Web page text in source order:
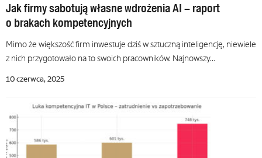
Jak firmy sabotują własne wdrożenia AI – raport
o brakach kompetencyjnych
Mimo że większość firm inwestuje dziś w sztuczną inteligencję, niewiele
z nich przygotowało na to swoich pracowników. Najnowszy…
10 czerwca, 2025